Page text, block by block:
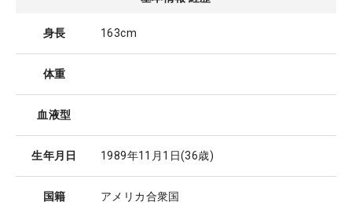
身長 163cm
体重
血液型
生年月日 1989年11月1日(36歳)
国籍 アメリカ合衆国